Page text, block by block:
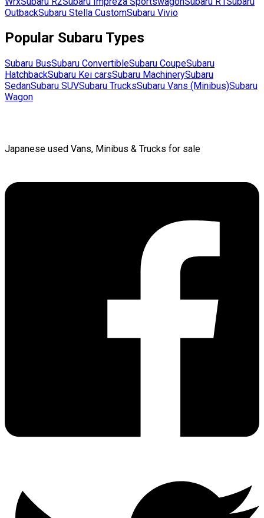
OutbackSubaru Stella CustomSubaru Vivio
Popular Subaru Types
Subaru BusSubaru ConvertibleSubaru CoupeSubaru
HatchbackSubaru Kei carsSubaru MachinerySubaru
SedanSubaru SUVSubaru TrucksSubaru Vans (Minibus)Subaru
Wagon
Japanese used Vans, Minibus & Trucks for sale